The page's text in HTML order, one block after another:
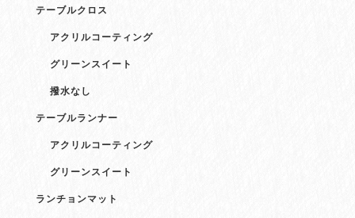
テーブルクロス
アクリルコーティング
グリーンスイート
撥水なし
テーブルランナー
アクリルコーティング
グリーンスイート
ランチョンマット